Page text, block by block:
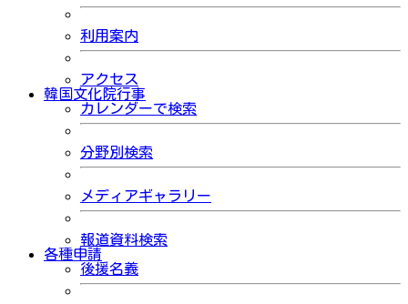
利用案内
アクセス
韓国文化院行事
カレンダーで検索
分野別検索
メディアギャラリー
報道資料検索
各種申請
後援名義